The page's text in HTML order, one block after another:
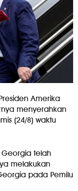
Amerika
menyerahkan
(24/8) waktu
Georgia telah
melakukan
pada Pemilu